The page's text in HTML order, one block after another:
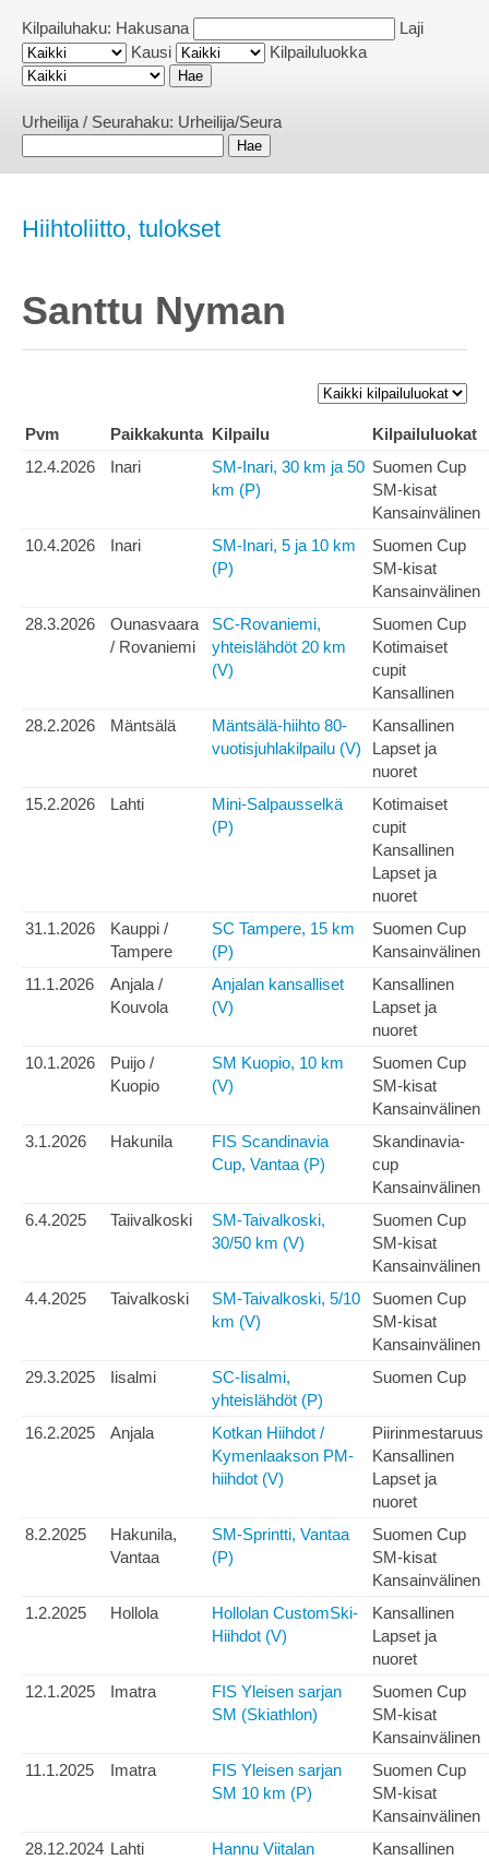
Kilpailuhaku: Hakusana
Laji
Kausi
Kilpailuluokka
Urheilija / Seurahaku: Urheilija/Seura
Hiihtoliitto, tulokset
Santtu Nyman
Pvm Paikkakunta Kilpailu
Kilpailuluokat
12.4.2026
Inari
SM-Inari, 30 km ja 50
km (P)
Suomen Cup
SM-kisat
Kansainvälinen
10.4.2026
Inari
SM-Inari, 5 ja 10 km
(P)
Suomen Cup
SM-kisat
Kansainvälinen
28.3.2026
Ounasvaara
/ Rovaniemi
SC-Rovaniemi,
yhteislähdöt 20 km
(V)
Suomen Cup
Kotimaiset
cupit
Kansallinen
28.2.2026
Mäntsälä
Mäntsälä-hiihto 80-
vuotisjuhlakilpailu (V)
Kansallinen
Lapset ja
nuoret
15.2.2026
Lahti
Mini-Salpausselkä
(P)
Kotimaiset
cupit
Kansallinen
Lapset ja
nuoret
31.1.2026
Kauppi /
Tampere
SC Tampere, 15 km
(P)
Suomen Cup
Kansainvälinen
11.1.2026
Anjala /
Kouvola
Anjalan kansalliset
(V)
Kansallinen
Lapset ja
nuoret
10.1.2026
Puijo /
Kuopio
SM Kuopio, 10 km
(V)
Suomen Cup
SM-kisat
Kansainvälinen
3.1.2026
Hakunila
FIS Scandinavia
Cup, Vantaa (P)
Skandinavia-
cup
Kansainvälinen
6.4.2025
Taiivalkoski
SM-Taivalkoski,
30/50 km (V)
Suomen Cup
SM-kisat
Kansainvälinen
4.4.2025
Taivalkoski
SM-Taivalkoski, 5/10
km (V)
Suomen Cup
SM-kisat
Kansainvälinen
29.3.2025
Iisalmi
SC-Iisalmi,
yhteislähdöt (P)
Suomen Cup
16.2.2025 Anjala
Kotkan Hiihdot /
Kymenlaakson PM-
hiihdot (V)
Piirinmestaruus
Kansallinen
Lapset ja
nuoret
8.2.2025
Hakunila,
Vantaa
SM-Sprintti, Vantaa
(P)
Suomen Cup
SM-kisat
Kansainvälinen
1.2.2025
Hollola
Hollolan CustomSki-
Hiihdot (V)
Kansallinen
Lapset ja
nuoret
12.1.2025
Imatra
FIS Yleisen sarjan
SM (Skiathlon)
Suomen Cup
SM-kisat
Kansainvälinen
11.1.2025
Imatra
FIS Yleisen sarjan
SM 10 km (P)
Suomen Cup
SM-kisat
Kansainvälinen
28.12.2024 Lahti
Hannu Viitalan
Kansallinen